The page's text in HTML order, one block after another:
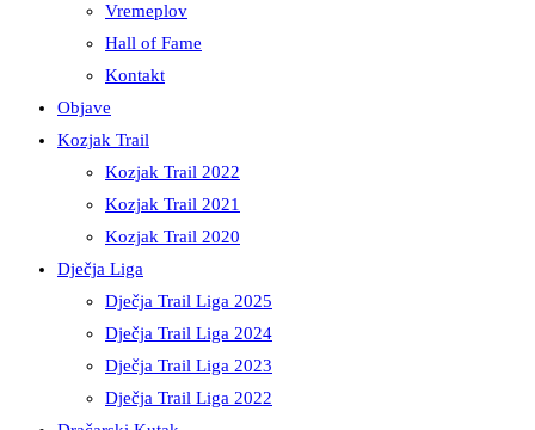
Vremeplov
Hall of Fame
Kontakt
Objave
Kozjak Trail
Kozjak Trail 2022
Kozjak Trail 2021
Kozjak Trail 2020
Dječja Liga
Dječja Trail Liga 2025
Dječja Trail Liga 2024
Dječja Trail Liga 2023
Dječja Trail Liga 2022